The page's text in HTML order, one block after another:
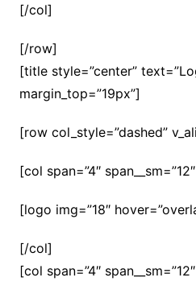
[/col]
[/row]
[title style=”center”
margin_top=”19px”]
[row col_style=”dashed”
[col span=”4″
[logo img=”18″
[/col]
[col span=”4″